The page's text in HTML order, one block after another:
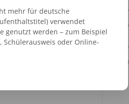
mehr für deutsche
verwendet
genutzt werden – zum Beispiel
oder Online-